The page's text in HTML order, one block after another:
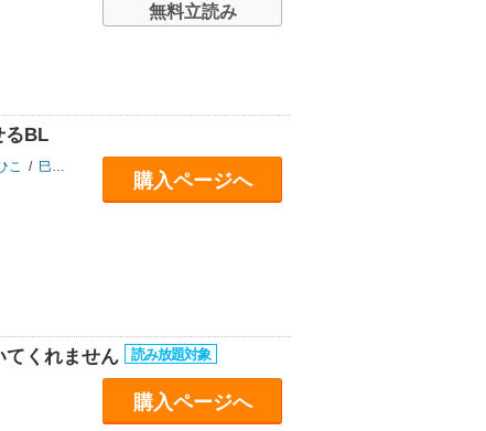
無料立読み
るBL
こ / 巳蛇百にけ 三川ケイヤ
購入ページへ
てくれません
購入ページへ